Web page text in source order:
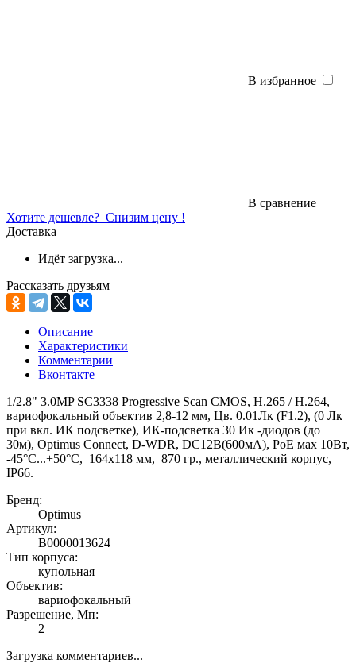
В избранное
В сравнение
Хотите дешевле? Снизим цену !
Доставка
Идёт загрузка...
Рассказать друзьям
Описание
Характеристики
Комментарии
Вконтакте
1/2.8" 3.0MP SC3338 Progressive Scan CMOS, H.265 / H.264,
вариофокальный объектив 2,8-12 мм, Цв. 0.01Лк (F1.2), (0 Лк
при вкл. ИК подсветке), ИК-подсветка 30 Ик -диодов (до
30м), Optimus Connect, D-WDR, DC12В(600мА), PoE мах 10Вт,
-45°С...+50°С, 164х118 мм, 870 гр., металлический корпус,
IР66.
Бренд:
Optimus
Артикул:
В0000013624
Тип корпуса:
купольная
Объектив:
вариофокальный
Разрешение, Мп:
2
Загрузка комментариев...